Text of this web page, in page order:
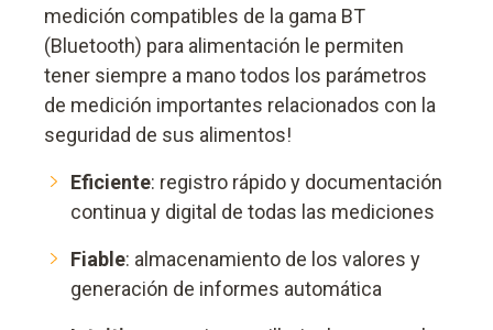
medición compatibles de la gama BT
(Bluetooth) para alimentación le permiten
tener siempre a mano todos los parámetros
de medición importantes relacionados con la
seguridad de sus alimentos!
Eficiente: registro rápido y documentación
continua y digital de todas las mediciones
Fiable: almacenamiento de los valores y
generación de informes automática